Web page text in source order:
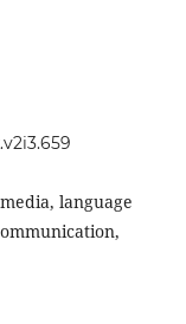
language